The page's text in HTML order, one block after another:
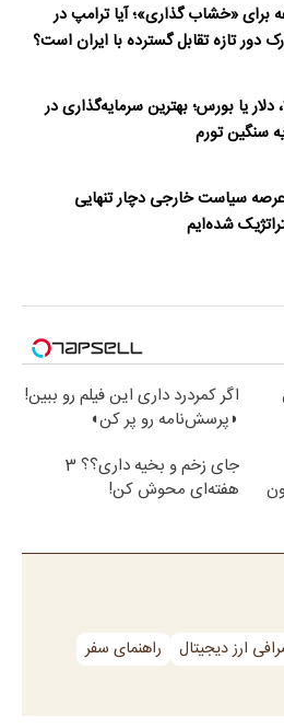
برای «خشاب گذاری»؛ آیا ترامپ در
دور تازه تقابل گسترده با ایران است؟
دلار یا بورس؛ بهترین سرمایه‌گذاری در
سنگین تورم
سیاست خارجی دچار تنهایی
شده‌ایم
اگر کمردرد داری این فیلم رو ببین!
◗پرسش‌نامه رو پر کن◖
جای زخم و بخیه داری؟؟ 3
هفته‌ای محوش کن!
ارز دیجیتال
راهنمای سفر